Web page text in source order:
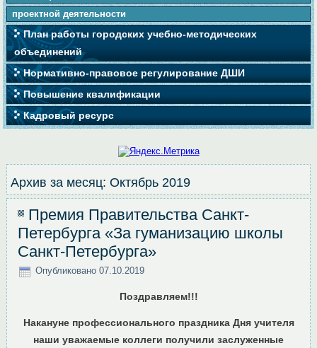
проектной деятельности
План работы городских учебно-методических
объединений
Нормативно-правовое регулирование ДШИ
Повышение квалификации
Кадровый ресурс
Архив за месяц:Октябрь 2019
Премия Правительства Санкт-
Петербурга «За гуманизацию школы
Санкт-Петербурга»
Опубликовано 07.10.2019
Поздравляем!!!
Накануне профессионального праздника Дня учителя
наши уважаемые коллеги получили заслуженные